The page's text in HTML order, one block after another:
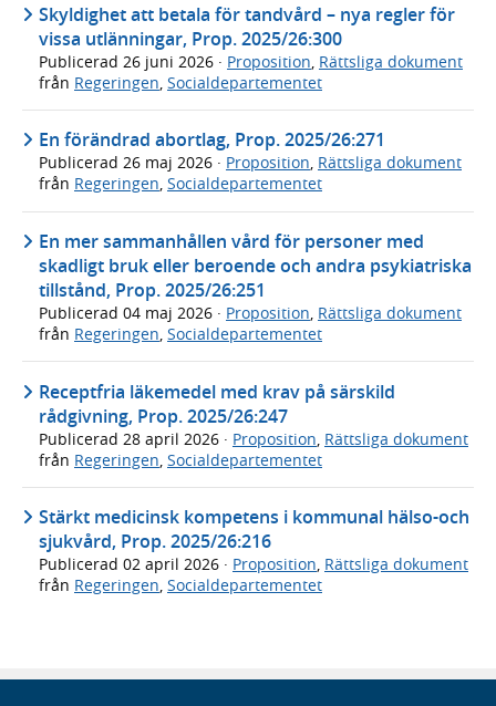
Skyldighet att betala för tandvård – nya regler för
vissa utlänningar, Prop. 2025/26:300
Publicerad 26 juni 2026 · Proposition Rättsliga dokument
från Regeringen Socialdepartementet
En förändrad abortlag, Prop. 2025/26:271
Publicerad 26 maj 2026 · Proposition, Rättsliga dokument
från Regeringen, Socialdepartementet
En mer sammanhållen vård för personer med
skadligt bruk eller beroende och andra psykiatriska
tillstånd, Prop. 2025/26:251
Publicerad 04 maj 2026 · Proposition, Rättsliga dokument
från Regeringen, Socialdepartementet
Receptfria läkemedel med krav på särskild
rådgivning, Prop. 2025/26:247
Publicerad 28 april 2026 · Proposition Rättsliga dokument
från Regeringen Socialdepartementet
Stärkt medicinsk kompetens i kommunal hälso-och
sjukvård, Prop. 2025/26:216
Publicerad 02 april 2026 · Proposition, Rättsliga dokument
från Regeringen, Socialdepartementet